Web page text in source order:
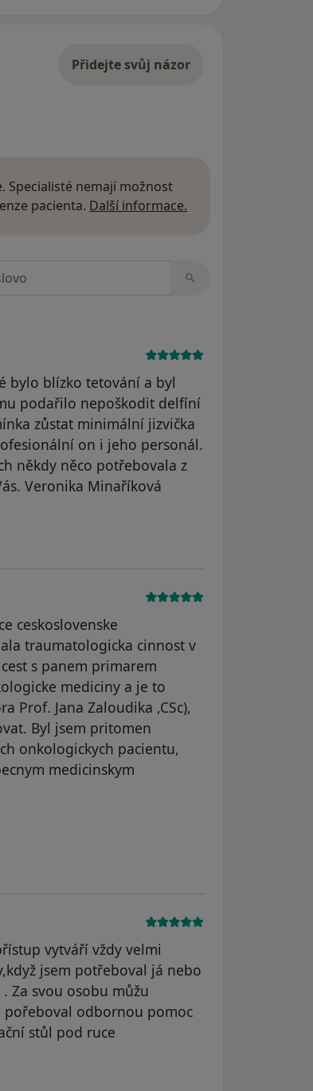
Přidejte svůj názor
Specialisté nemají možnost
pacienta. Další informace.
bylo blízko tetování a byl
podařilo nepoškodit delfíní
zůstat minimální jizvička
on i jeho personál.
někdy něco potřebovala z
Veronika Minaříková
ceskoslovenske
traumatologicka cinnost v
s panem primarem
mediciny a je to
Prof. Jana Zaloudika ,CSc),
Byl jsem pritomen
onkologickych pacientu,
medicinskym
vytváří vždy velmi
jsem potřeboval já nebo
Za svou osobu můžu
pořeboval odbornou pomoc
stůl pod ruce